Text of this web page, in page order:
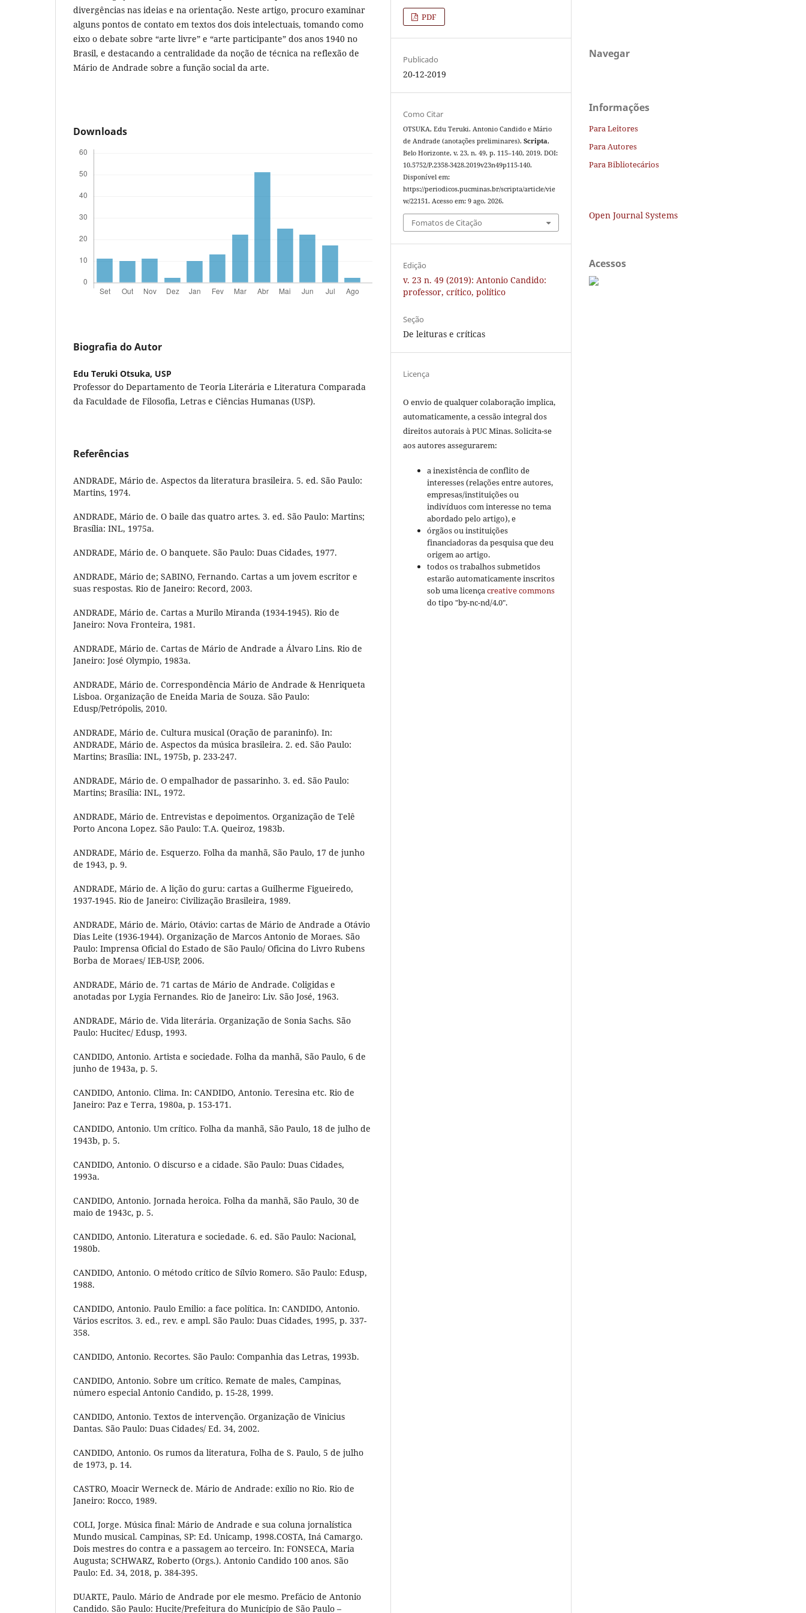
divergências nas ideias e na orientação. Neste artigo, procuro examinar
alguns pontos de contato em textos dos dois intelectuais, tomando como
eixo o debate sobre “arte livre” e “arte participante” dos anos 1940 no
Brasil, e destacando a centralidade da noção de técnica na reflexão de
Mário de Andrade sobre a função social da arte.
Downloads
Biografia do Autor
Edu Teruki Otsuka, USP
Professor do Departamento de Teoria Literária e Literatura Comparada
da Faculdade de Filosofia, Letras e Ciências Humanas (USP).
Referências
ANDRADE, Mário de. Aspectos da literatura brasileira. 5. ed. São Paulo:
Martins, 1974.
ANDRADE, Mário de. O baile das quatro artes. 3. ed. São Paulo: Martins;
Brasília: INL, 1975a.
ANDRADE, Mário de. O banquete. São Paulo: Duas Cidades, 1977.
ANDRADE, Mário de; SABINO, Fernando. Cartas a um jovem escritor e
suas respostas. Rio de Janeiro: Record, 2003.
ANDRADE, Mário de. Cartas a Murilo Miranda (1934-1945). Rio de
Janeiro: Nova Fronteira, 1981.
ANDRADE, Mário de. Cartas de Mário de Andrade a Álvaro Lins. Rio de
Janeiro: José Olympio, 1983a.
ANDRADE, Mário de. Correspondência Mário de Andrade & Henriqueta
Lisboa. Organização de Eneida Maria de Souza. São Paulo:
Edusp/Petrópolis, 2010.
ANDRADE, Mário de. Cultura musical (Oração de paraninfo). In:
ANDRADE, Mário de. Aspectos da música brasileira. 2. ed. São Paulo:
Martins; Brasília: INL, 1975b, p. 233-247.
ANDRADE, Mário de. O empalhador de passarinho. 3. ed. São Paulo:
Martins; Brasília: INL, 1972.
ANDRADE, Mário de. Entrevistas e depoimentos. Organização de Telê
Porto Ancona Lopez. São Paulo: T.A. Queiroz, 1983b.
ANDRADE, Mário de. Esquerzo. Folha da manhã, São Paulo, 17 de junho
de 1943, p. 9.
ANDRADE, Mário de. A lição do guru: cartas a Guilherme Figueiredo,
1937-1945. Rio de Janeiro: Civilização Brasileira, 1989.
ANDRADE, Mário de. Mário, Otávio: cartas de Mário de Andrade a Otávio
Dias Leite (1936-1944). Organização de Marcos Antonio de Moraes. São
Paulo: Imprensa Oficial do Estado de São Paulo/ Oficina do Livro Rubens
Borba de Moraes/ IEB-USP, 2006.
ANDRADE, Mário de. 71 cartas de Mário de Andrade. Coligidas e
anotadas por Lygia Fernandes. Rio de Janeiro: Liv. São José, 1963.
ANDRADE, Mário de. Vida literária. Organização de Sonia Sachs. São
Paulo: Hucitec/ Edusp, 1993.
CANDIDO, Antonio. Artista e sociedade. Folha da manhã, São Paulo, 6 de
junho de 1943a, p. 5.
CANDIDO, Antonio. Clima. In: CANDIDO, Antonio. Teresina etc. Rio de
Janeiro: Paz e Terra, 1980a, p. 153-171.
CANDIDO, Antonio. Um crítico. Folha da manhã, São Paulo, 18 de julho de
1943b, p. 5.
CANDIDO, Antonio. O discurso e a cidade. São Paulo: Duas Cidades,
1993a.
CANDIDO, Antonio. Jornada heroica. Folha da manhã, São Paulo, 30 de
maio de 1943c, p. 5.
CANDIDO, Antonio. Literatura e sociedade. 6. ed. São Paulo: Nacional,
1980b.
CANDIDO, Antonio. O método crítico de Sílvio Romero. São Paulo: Edusp,
1988.
CANDIDO, Antonio. Paulo Emilio: a face política. In: CANDIDO, Antonio.
Vários escritos. 3. ed., rev. e ampl. São Paulo: Duas Cidades, 1995, p. 337-
358.
CANDIDO, Antonio. Recortes. São Paulo: Companhia das Letras, 1993b.
CANDIDO, Antonio. Sobre um crítico. Remate de males, Campinas,
número especial Antonio Candido, p. 15-28, 1999.
CANDIDO, Antonio. Textos de intervenção. Organização de Vinicius
Dantas. São Paulo: Duas Cidades/ Ed. 34, 2002.
CANDIDO, Antonio. Os rumos da literatura, Folha de S. Paulo, 5 de julho
de 1973, p. 14.
CASTRO, Moacir Werneck de. Mário de Andrade: exílio no Rio. Rio de
Janeiro: Rocco, 1989.
COLI, Jorge. Música final: Mário de Andrade e sua coluna jornalística
Mundo musical. Campinas, SP: Ed. Unicamp, 1998.COSTA, Iná Camargo.
Dois mestres do contra e a passagem ao terceiro. In: FONSECA, Maria
Augusta; SCHWARZ, Roberto (Orgs.). Antonio Candido 100 anos. São
Paulo: Ed. 34, 2018, p. 384-395.
DUARTE, Paulo. Mário de Andrade por ele mesmo. Prefácio de Antonio
Candido. São Paulo: Hucite/Prefeitura do Município de São Paulo –
PDF
Publicado
20-12-2019
Como Citar
OTSUKA, Edu Teruki. Antonio Candido e Mário
de Andrade (anotações preliminares).Scripta,
Belo Horizonte, v. 23, n. 49, p. 115–140, 2019. DOI:
10.5752/P.2358-3428.2019v23n49p115-140.
Disponível em:
https://periodicos.pucminas.br/scripta/article/vie
w/22151. Acesso em: 9 ago. 2026.
Fomatos de Citação
Edição
v. 23 n. 49 (2019): Antonio Candido:
professor, crítico, político
Seção
De leituras e críticas
Licença
O envio de qualquer colaboração implica,
automaticamente, a cessão integral dos
direitos autorais à PUC Minas. Solicita-se
aos autores assegurarem:
a inexistência de conflito de
interesses (relações entre autores,
empresas/instituições ou
indivíduos com interesse no tema
abordado pelo artigo), e
órgãos ou instituições
financiadoras da pesquisa que deu
origem ao artigo.
todos os trabalhos submetidos
estarão automaticamente inscritos
sob uma licençacreative commons
do tipo "by-nc-nd/4.0".
Navegar
Informações
Para Leitores
Para Autores
Para Bibliotecários
Open Journal Systems
Acessos